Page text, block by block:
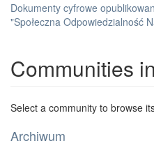
Dokumenty cyfrowe
"Społeczna Odpowiedzialność
Communities
Select a community to browse
Archiwum